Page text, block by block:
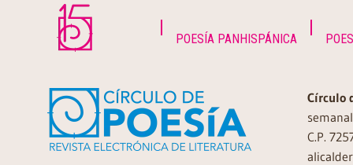
POESÍA PANHISPÁNICA
Círculo
C.P.